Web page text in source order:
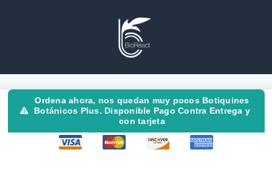
Ordena ahora, nos quedan muy pocos Botiquines
Botánicos Plus. Disponible Pago Contra Entrega y
con tarjeta